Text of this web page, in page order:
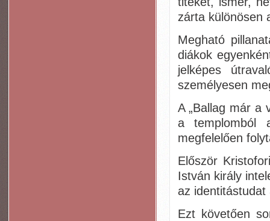
zárta különösen
Megható
diákok
jelképes
személyesen
A „Ballag már a
a templomból
megfelelően
Először
István király
az identitástudat
Ezt követően